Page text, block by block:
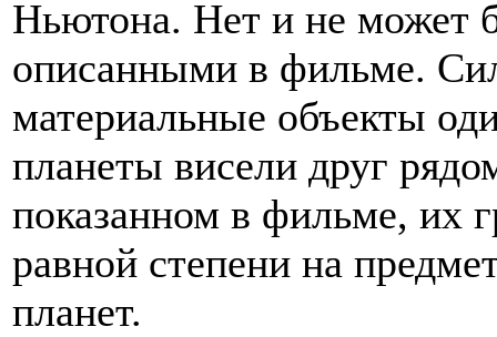
Ньютона. Нет и не может
описанными в фильме.
материальные объекты
планеты висели друг
показанном в фильме, их
равной степени на
планет.